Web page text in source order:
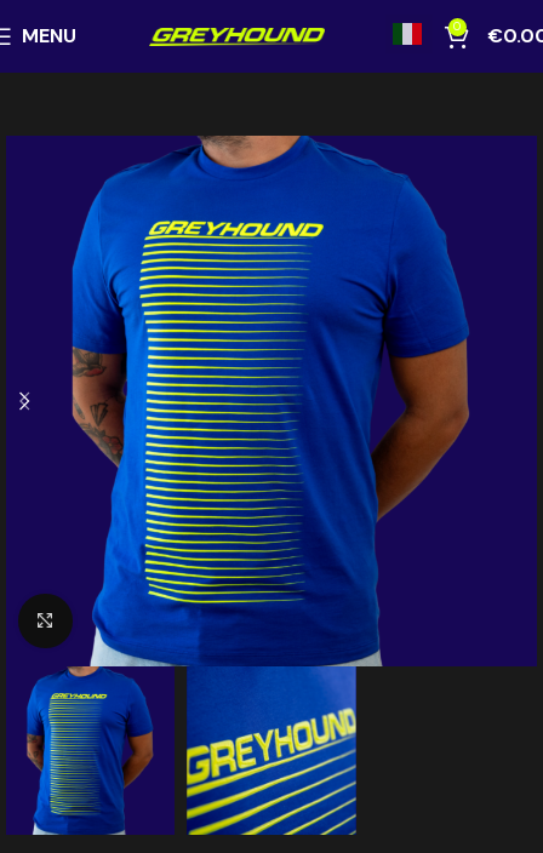
MENU 0 €
Click to enlarge